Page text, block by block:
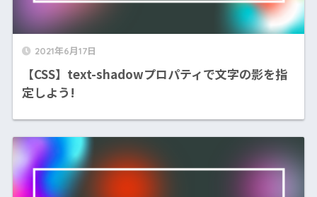
2021年6月17日
【CSS】text-shadowプロパティで文字の影を指
定しよう!